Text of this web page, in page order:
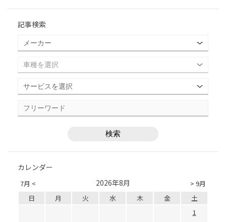
記事検索
カレンダー
7月 < > 9月
2026年8月
日 月 火 水 木 金
土
1